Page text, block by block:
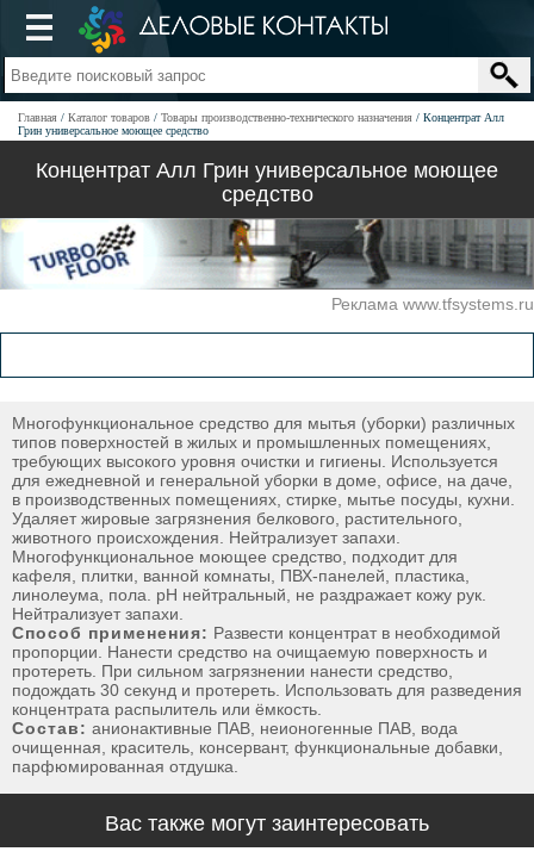
Главная Каталог товаров Товары производственно-технического назначения
Концентрат Алл
Грин универсальное моющее средство
Концентрат Алл Грин универсальное моющее
средство
Реклама www.tfsystems.ru
Многофункциональное средство для мытья (уборки) различных
типов поверхностей в жилых и промышленных помещениях,
требующих высокого уровня очистки и гигиены. Используется
для ежедневной и генеральной уборки в доме, офисе, на даче,
в производственных помещениях, стирке, мытье посуды, кухни.
Удаляет жировые загрязнения белкового, растительного,
животного происхождения. Нейтрализует запахи.
Многофункциональное моющее средство, подходит для
кафеля, плитки, ванной комнаты, ПВХ-панелей, пластика,
линолеума, пола. рН нейтральный, не раздражает кожу рук.
Нейтрализует запахи.
Способ применения: Развести концентрат в необходимой
пропорции. Нанести средство на очищаемую поверхность и
протереть. При сильном загрязнении нанести средство,
подождать 30 секунд и протереть. Использовать для разведения
концентрата распылитель или ёмкость.
Состав: анионактивные ПАВ, неионогенные ПАВ, вода
очищенная, краситель, консервант, функциональные добавки,
парфюмированная отдушка.
Вас также могут заинтересовать